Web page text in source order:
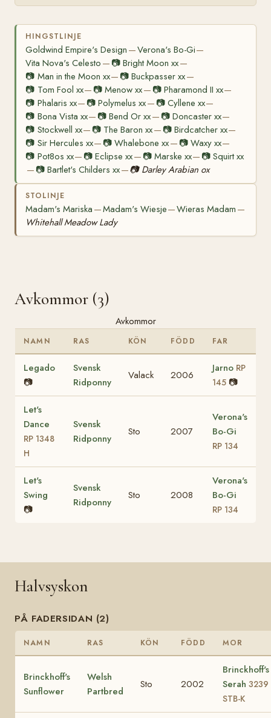
HINGSTLINJE
Goldwind Empire's Design —Verona's Bo-Gi—
Vita Nova's Celesto — 📷Bright Moon xx—
📷 Man in the Moon xx— 📷Buckpasser xx—
📷 Tom Fool xx— 📷Menow xx— 📷 Pharamond II xx—
📷 Phalaris xx— 📷Polymelus xx— 📷 Cyllene xx—
📷 Bona Vista xx— 📷Bend Or xx— 📷 Doncaster xx—
📷 Stockwell xx— 📷 The Baron xx— 📷 Birdcatcher xx—
📷 Sir Hercules xx— 📷Whalebone xx— 📷 Waxy xx—
📷 Pot8os xx— 📷Eclipse xx— 📷 Marske xx— 📷 Squirt xx
— 📷Bartlet's Childers xx—📷 Darley Arabian ox
STOLINJE
Madam's Mariska —Madam's Wiesje—Wieras Madam —
Whitehall Meadow Lady
Avkommor (3)
Avkommor
NAMN RAS KÖN FÖDD FAR
Legado
📷
Svensk
Ridponny
Valack 2006
Jarno RP
145 📷
Let's
Dance
RP 1348
H
Svensk
Ridponny
Sto 2007
Verona's
Bo-Gi
RP 134
Let's
Swing
📷
Svensk
Ridponny
Sto 2008
Verona's
Bo-Gi
RP 134
Halvsyskon
PÅ FADERSIDAN (2)
NAMN RAS KÖN FÖDD MOR
Brinckhoff's
Sunflower
Welsh
Partbred
Sto 2002
Brinckhoff's
Serah 3239
STB-K